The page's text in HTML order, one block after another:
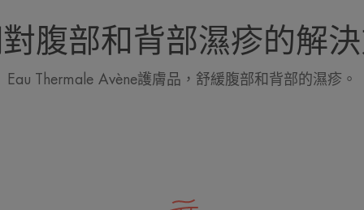
腹部和背部濕疹的解
Eau Thermale Avène護膚品，舒緩腹部和背部的濕疹。